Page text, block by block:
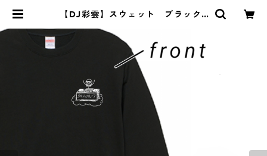
【DJ彩雲】スウェット ブラック |